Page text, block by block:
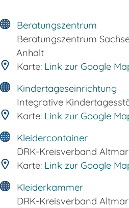
Beratungszentrum
Beratungszentrum
Anhalt
Karte: Link zur Google
Kindertageseinrichtung
Integrative
Karte: Link zur Google
Kleidercontainer
DRK-Kreisverband
Karte: Link zur Google
Kleiderkammer
DRK-Kreisverband